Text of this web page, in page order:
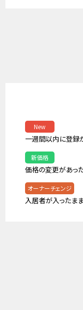
New
一週間以内に登録
新価格
価格の変更があっ
オーナーチェンジ
入居者が入ったま